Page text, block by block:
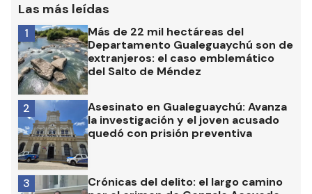
Las más leídas
Más de 22 mil hectáreas del
Departamento Gualeguaychú son de
extranjeros: el caso emblemático
del Salto de Méndez
1
Asesinato en Gualeguaychú: Avanza
la investigación y el joven acusado
quedó con prisión preventiva
2
Crónicas del delito: el largo camino
3